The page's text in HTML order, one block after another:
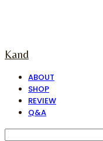
Kand
ABOUT
SHOP
REVIEW
Q&A